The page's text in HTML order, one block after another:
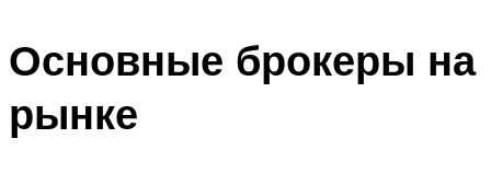
Основные брокеры на
рынке